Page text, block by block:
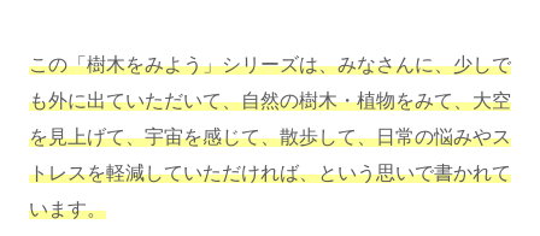
この「樹木をみよう」シリーズは、みなさんに、少しで
も外に出ていただいて、自然の樹木・植物をみて、大空
を見上げて、宇宙を感じて、散歩して、日常の悩みやス
トレスを軽減していただければ、という思いで書かれて
います。